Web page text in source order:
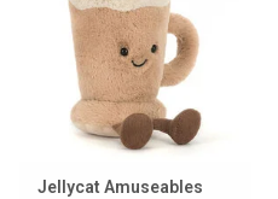
Jellycat Amuseables